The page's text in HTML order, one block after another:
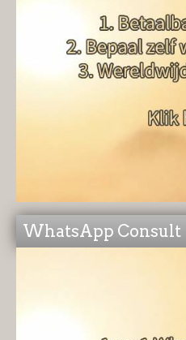
WhatsApp Consult